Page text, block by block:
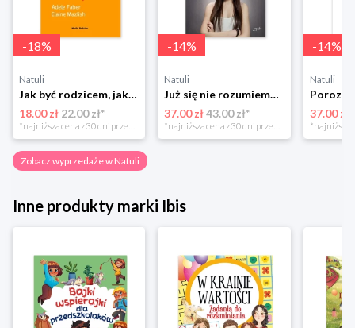
-18%
Natuli
Jak być rodzicem, jakim zawsze chciałeś być Media rodzina
18.00 zł22.00 zł*
*najniższa cena z 30 dni przed obniżką
-14%
Natuli
Już się nie rozumiemy! Jak przeżyć czas trzaskających drzwi Esprit
37.00 zł 43.00 zł*
*najniższa cena z 30 dni przed obniżką
-14%
Natuli
37.00 zł
Zobacz wyprzedaże w Natuli
Inne produkty marki Ibis